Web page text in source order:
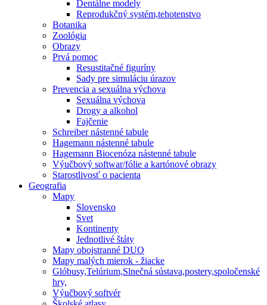
Dentálne modely
Reprodukčný systém,tehotenstvo
Botanika
Zoológia
Obrazy
Prvá pomoc
Resustitačné figuríny
Sady pre simuláciu úrazov
Prevencia a sexuálna výchova
Sexuálna výchova
Drogy a alkohol
Fajčenie
Schreiber nástenné tabule
Hagemann nástenné tabule
Hagemann Biocenóza nástenné tabule
Výučbový softwar/fólie a kartónové obrazy
Starostlivosť o pacienta
Geografia
Mapy
Slovensko
Svet
Kontinenty
Jednotlivé štáty
Mapy obojstranné DUO
Mapy malých mierok - žiacke
Glóbusy,Telúrium,Slnečná sústava,postery,spoločenské
hry,
Výučbový softvér